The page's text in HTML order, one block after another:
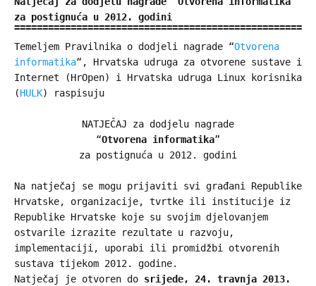
za postignuća u 2012. godini
Temeljem Pravilnika o dodjeli nagrade “Otvorena
informatika“, Hrvatska udruga za otvorene sustave i
Internet (HrOpen) i Hrvatska udruga Linux korisnika
(HULK) raspisuju
NATJEČAJ za dodjelu nagrade
“Otvorena informatika”
za postignuća u 2012. godini
Na natječaj se mogu prijaviti svi građani Republike
Hrvatske, organizacije, tvrtke ili institucije iz
Republike Hrvatske koje su svojim djelovanjem
ostvarile izrazite rezultate u razvoju,
implementaciji, uporabi ili promidžbi otvorenih
sustava tijekom 2012. godine.
Natječaj je otvoren do srijede, 24. travnja 2013.